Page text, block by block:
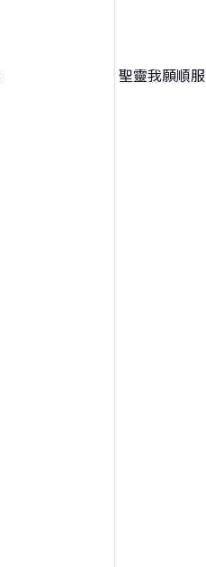
聖靈我願順服